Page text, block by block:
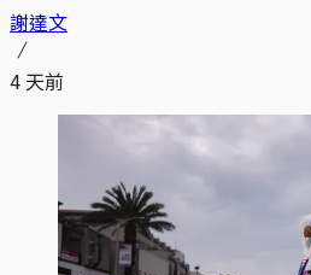
謝達文
4 天前